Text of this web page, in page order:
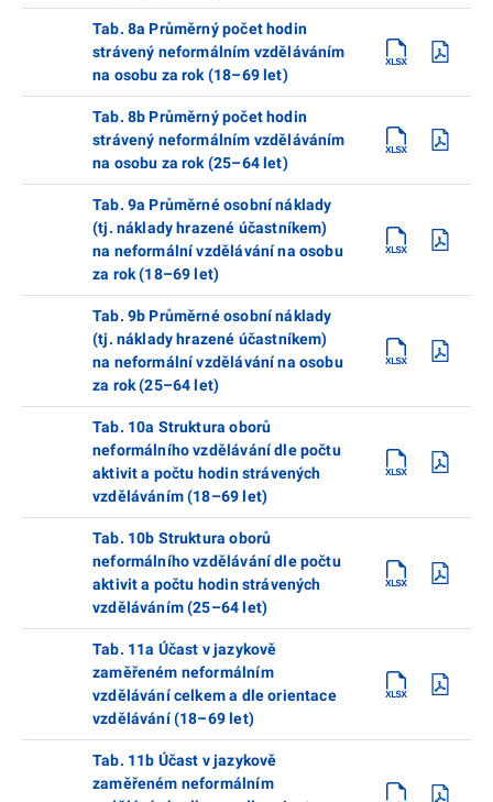
Tab. 8a Průměrný počet hodin
strávený neformálním vzděláváním
na osobu za rok (18–69 let)
Tab. 8b Průměrný počet hodin
strávený neformálním vzděláváním
na osobu za rok (25–64 let)
Tab. 9a Průměrné osobní náklady
(tj. náklady hrazené účastníkem)
na neformální vzdělávání na osobu
za rok (18–69 let)
Tab. 9b Průměrné osobní náklady
(tj. náklady hrazené účastníkem)
na neformální vzdělávání na osobu
za rok (25–64 let)
Tab. 10a Struktura oborů
neformálního vzdělávání dle počtu
aktivit a počtu hodin strávených
vzděláváním (18–69 let)
Tab. 10b Struktura oborů
neformálního vzdělávání dle počtu
aktivit a počtu hodin strávených
vzděláváním (25–64 let)
Tab. 11a Účast v jazykově
zaměřeném neformálním
vzdělávání celkem a dle orientace
vzdělávání (18–69 let)
Tab. 11b Účast v jazykově
zaměřeném neformálním